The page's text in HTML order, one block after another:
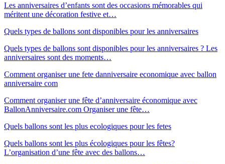
Les anniversaires d’enfants sont des occasions mémorables qui
méritent une décoration festive et…
Quels types de ballons sont disponibles pour les anniversaires
Quels types de ballons sont disponibles pour les anniversaires ? Les
anniversaires sont des moments…
Comment organiser une fete danniversaire economique avec ballon
anniversaire com
Comment organiser une fête d’anniversaire économique avec
BallonAnniversaire.com Organiser une fête…
Quels ballons sont les plus ecologiques pour les fetes
Quels ballons sont les plus écologiques pour les fêtes?
L’organisation d’une fête avec des ballons…